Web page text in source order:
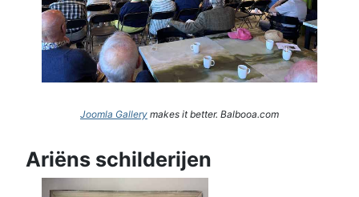
Joomla Gallery makes it better. Balbooa.com
Ariëns schilderijen